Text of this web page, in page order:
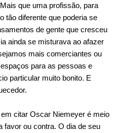
que uma profissão, para
tão diferente que poderia se
de gente que cresceu
ainda se misturava ao afazer
mais comerciantes ou
para as pessoas e
particular muito bonito. E
citar Oscar Niemeyer é meio
favor ou contra. O dia de seu